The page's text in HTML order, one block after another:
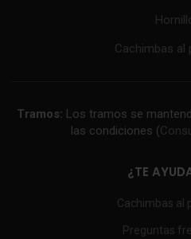
Cachimbas al
Tramos: Los tramos se
las condiciones (
¿TE
Cachimbas al
Preguntas